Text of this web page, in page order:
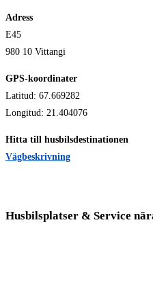
Adress
E45
980 10 Vittangi
GPS-koordinater
Latitud: 67.669282
Longitud: 21.404076
Hitta till husbilsdestinationen
Vägbeskrivning
Husbilsplatser & Service